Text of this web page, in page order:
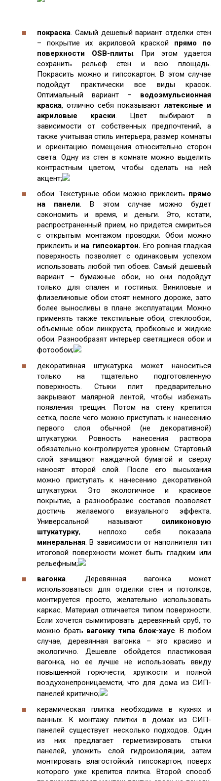
покраска . Самый дешевый вариант отделки стен
– покрытие их акриловой краской прямо по
поверхности OSB-плиты. При этом удается
сохранить рельеф стен и всю площадь.
Покрасить можно и гипсокартон. В этом случае
подойдут практически все виды красок.
Оптимальный вариант – водоэмульсионная
краска, отлично себя показывают латексные и
акриловые краски . Цвет выбирают в
зависимости от собственных предпочтений, а
также учитывая стиль интерьера, размер комнаты
и ориентацию помещения относительно сторон
света. Одну из стен в комнате можно выделить
контрастным цветом, чтобы сделать на ней
акцент;
обои. Текстурные обои можно приклеить прямо
на панели. В этом случае можно будет
сэкономить и время, и деньги. Это, кстати,
распространенный прием, но придется смириться
с открытым монтажом проводки. Обои можно
приклеить и на гипсокартон. Его ровная гладкая
поверхность позволяет с одинаковым успехом
использовать любой тип обоев. Самый дешевый
вариант – бумажные обои, но они подойдут
только для спален и гостиных. Виниловые и
флизелиновые обои стоят немного дороже, зато
более выносливы в плане эксплуатации. Можно
применять также текстильные обои, стеклообои,
объемные обои линкруста, пробковые и жидкие
обои. Разнообразят интерьер светящиеся обои и
фотообои;
декоративная штукатурка может наноситься
только на тщательно подготовленную
поверхность. Стыки плит предварительно
закрывают малярной лентой, чтобы избежать
появления трещин. Потом на стену крепится
сетка, после чего можно приступать к нанесению
первого слоя обычной (не декоративной)
штукатурки. Ровность нанесения раствора
обязательно контролируется уровнем. Стартовый
слой зачищают наждачной бумагой и сверху
наносят второй слой. После его высыхания
можно приступать к нанесению декоративной
штукатурки. Это экологичное и красивое
покрытие, а разнообразие составов позволяет
достичь желаемого визуального эффекта.
Универсальной называют силиконовую
штукатурку, неплохо себя показала
минеральная . В зависимости от наполнителя тип
итоговой поверхности может быть гладким или
рельефным;
вагонка. Деревянная вагонка может
использоваться для отделки стен и потолков,
монтируется просто, желательно использовать
каркас. Материал отличается типом поверхности.
Если хочется сымитировать деревянный сруб, то
можно брать вагонку типа блок-хаус. В любом
случае, деревянная вагонка – это красиво и
экологично. Дешевле обойдется пластиковая
вагонка, но ее лучше не использовать ввиду
повышенной горючести, хрупкости и полной
воздухонепроницаемсти, что для дома из СИП-
панелей критично;
керамическая плитка необходима в кухнях и
ванных. К монтажу плитки в домах из СИП-
панелей существует несколько подходов. Один
из них предлагает герметизировать стыки
панелей, уложить слой гидроизоляции, затем
монтировать влагостойкий гипсокартон, поверх
которого уже крепится плитка. Второй способ